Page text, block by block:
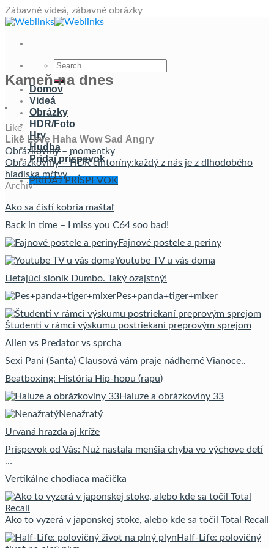
Zábavné videá, zábavné obrázkySkip
Domov
Videá
Obrázky
HDR/Foto
Hry
Hudba
Pridaj príspevok
PRIDAJ PRÍSPEVOK
Kameň na dnes
Like
Like Love Haha Wow Sad Angry
Obrázkoviny – momentky
Obrázkoviny – HDR cintoríny:každý z nás je z dlhodobého
hľadiska mŕtvy
Archív
Ako sa čistí kobria maštaľ
Back in time – I miss you C64 soo bad!
Fajnové postele a periny
Youtube TV u vás doma
Lietajúci sloník Dumbo. Taký ozajstný!
Pes+panda+tiger+mixer
Študenti v rámci výskumu postriekaní preprovým sprejom
Alien vs Predator vs sprcha
Sexi Pani (Santa) Clausová vám praje nádherné Vianoce..
Beatboxing: História Hip-hopu (rapu)
Haluze a obrázkoviny 33
Nenažratý
Urvaná hrazda aj kríže
Príspevok od Vás: Nuž nastala menšia chyba vo výchove detí
…
Vertikálne chodiaca mačička
Ako to vyzerá v japonskej stoke, alebo kde sa točil Total Recall
Half-Life: polovičný